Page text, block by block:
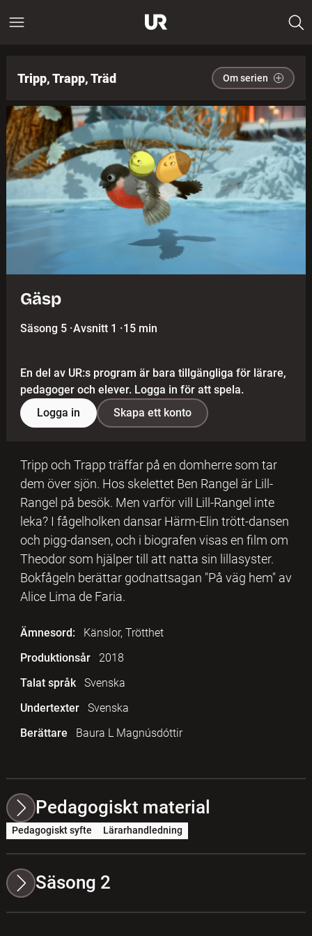
Tripp, Trapp, Träd Om serien
Gäsp
Säsong 5 ·Avsnitt 1 ·15 min
En del av UR:s program är bara tillgängliga för lärare,
pedagoger och elever. Logga in för att spela.
Logga in
Skapa ett konto
Tripp och Trapp träffar på en domherre som tar
dem över sjön. Hos skelettet Ben Rangel är Lill-
Rangel på besök. Men varför vill Lill-Rangel inte
leka? I fågelholken dansar Härm-Elin trött-dansen
och pigg-dansen, och i biografen visas en film om
Theodor som hjälper till att natta sin lillasyster.
Bokfågeln berättar godnattsagan "På väg hem" av
Alice Lima de Faria.
Ämnesord:
Känslor, Trötthet
Produktionsår
2018
Talat språk
Svenska
Undertexter
Svenska
Berättare
Baura L Magnúsdóttir
Pedagogiskt material
Pedagogiskt syfte Lärarhandledning
Säsong 2